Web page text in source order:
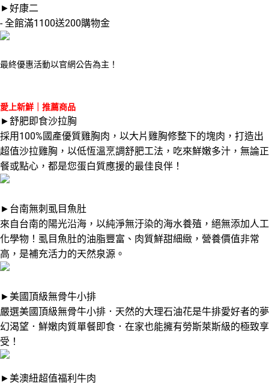
►好康二
- 全館滿1100送200購物金
最終優惠活動以官網公告為主！
愛上新鮮｜推薦商品
►舒肥即食沙拉胸
採用100%國產優質雞胸肉，以大片雞胸修整下的塊肉，打造出
超值沙拉雞胸，以低恆溫烹調舒肥工法，吃來鮮嫩多汁，無論正
餐或點心，都是您蛋白質應援的最佳良伴！
►台南無刺虱目魚肚
來自台南的陽光沿海，以純淨無汙染的海水養殖，絕無添加人工
化學物！虱目魚肚的油脂豐富、肉質鮮甜細緻，營養價值非常
高，是補充活力的天然泉源。
►美國頂級無骨牛小排
嚴選美國頂級無骨牛小排．天然的大理石油花是牛排愛好者的夢
幻渴望．鮮嫩肉質單餐即食．在家也能擁有勞斯萊斯級的極致享
受！
►美澳紐超值福利牛肉